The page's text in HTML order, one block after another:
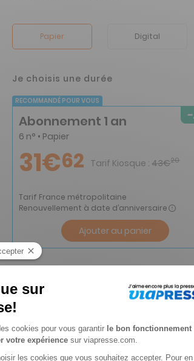
Papier Digital
Je choisis une durée
RECOMMANDÉ POUR VOUS
-
Abonnement 1 an
6 n° • Papier
31€62 Tarif Kiosque : 43€20
Tarif France métropolitaine
Renouvellement à date d’anniversaire
Ajouter au panier